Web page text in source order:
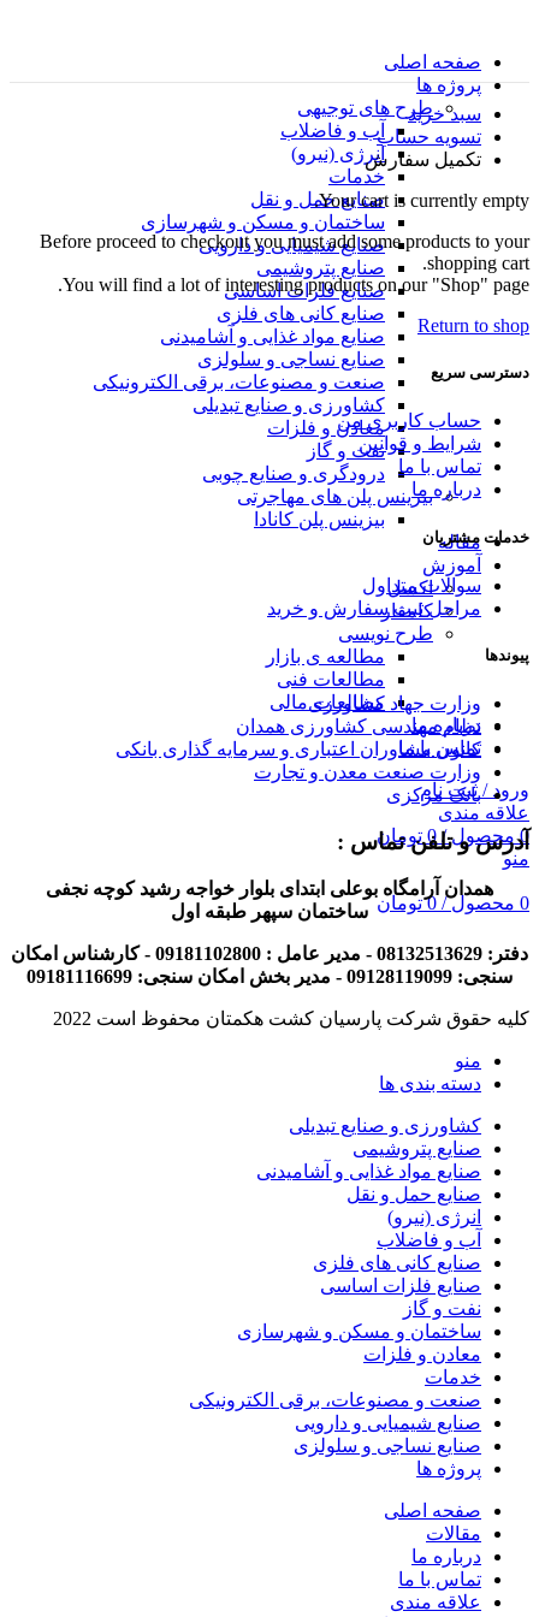
صفحه اصلی
پروژه ها
طرح های توجیهی
آب و فاضلاب
انرژی (نیرو)
خدمات
صنایع حمل و نقل
ساختمان و مسکن و شهرسازی
صنایع شیمیایی و دارویی
صنایع پتروشیمی
صنایع فلزات اساسی
صنایع کانی های فلزی
صنایع مواد غذایی و آشامیدنی
صنایع نساجی و سلولزی
صنعت و مصنوعات، برقی الکترونیکی
کشاورزی و صنایع تبدیلی
معادن و فلزات
نفت و گاز
درودگری و صنایع چوبی
بیزینس پلن های مهاجرتی
بیزینس پلن کانادا
مقاله
آموزش
اکسل
کامفار
طرح نویسی
مطالعه ی بازار
مطالعات فنی
مطالعات مالی
درباره ما
تماس با ما
ورود / ثبت نام
علاقه مندی
0 محصول /
0 تومان
منو
0 محصول /
0 تومان
سبد خرید
تسویه حساب
تکمیل سفارش
Your cart is currently empty.
Before proceed to checkout you must add some products to your
shopping cart.
You will find a lot of interesting products on our "Shop" page.
Return to shop
دسترسی سریع
حساب کاربری من
شرایط و قوانین
تماس با ما
درباره ما
خدمات مشتریان
سوالات متداول
مراحل ثبت سفارش و خرید
پیوندها
وزارت جهاد کشاورزی
نظام مهندسی کشاورزی همدان
کانون مشاوران اعتباری و سرمایه گذاری بانکی
وزارت صنعت معدن و تجارت
بانک مرکزی
آدرس و تلفن تماس :
همدان آرامگاه بوعلی ابتدای بلوار خواجه رشید کوچه نجفی
ساختمان سپهر طبقه اول
دفتر: 08132513629 - مدیر عامل : 09181102800 -
کارشناس امکان
سنجی: 09128119099
- مدیر بخش امکان سنجی: 09181116699
کلیه حقوق شرکت پارسیان کشت هکمتان محفوظ است 2022
منو
دسته بندی ها
کشاورزی و صنایع تبدیلی
صنایع پتروشیمی
صنایع مواد غذایی و آشامیدنی
صنایع حمل و نقل
انرژی (نیرو)
آب و فاضلاب
صنایع کانی های فلزی
صنایع فلزات اساسی
نفت و گاز
ساختمان و مسکن و شهرسازی
معادن و فلزات
خدمات
صنعت و مصنوعات، برقی الکترونیکی
صنایع شیمیایی و دارویی
صنایع نساجی و سلولزی
پروژه ها
صفحه اصلی
مقالات
درباره ما
تماس با ما
علاقه مندی